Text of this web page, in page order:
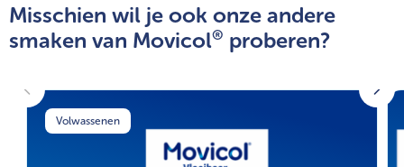
Misschien wil je ook onze andere
smaken van Movicol® proberen?
Volwassenen